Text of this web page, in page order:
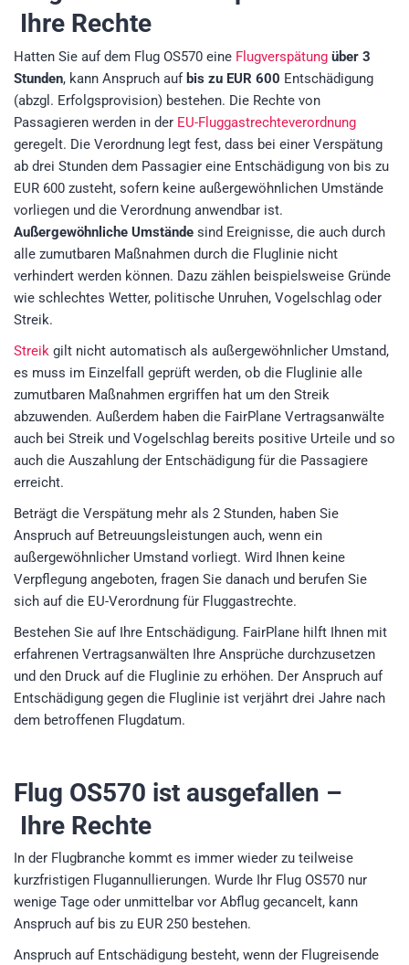
Ihre Rechte
Hatten Sie auf dem Flug OS570 eine Flugverspätung über 3
Stunden, kann Anspruch auf bis zu EUR 600 Entschädigung
(abzgl. Erfolgsprovision) bestehen. Die Rechte von
Passagieren werden in der EU-Fluggastrechteverordnung
geregelt. Die Verordnung legt fest, dass bei einer Verspätung
ab drei Stunden dem Passagier eine Entschädigung von bis zu
EUR 600 zusteht, sofern keine außergewöhnlichen Umstände
vorliegen und die Verordnung anwendbar ist.
Außergewöhnliche Umstände sind Ereignisse, die auch durch
alle zumutbaren Maßnahmen durch die Fluglinie nicht
verhindert werden können. Dazu zählen beispielsweise Gründe
wie schlechtes Wetter, politische Unruhen, Vogelschlag oder
Streik.
Streik gilt nicht automatisch als außergewöhnlicher Umstand,
es muss im Einzelfall geprüft werden, ob die Fluglinie alle
zumutbaren Maßnahmen ergriffen hat um den Streik
abzuwenden. Außerdem haben die FairPlane Vertragsanwälte
auch bei Streik und Vogelschlag bereits positive Urteile und so
auch die Auszahlung der Entschädigung für die Passagiere
erreicht.
Beträgt die Verspätung mehr als 2 Stunden, haben Sie
Anspruch auf Betreuungsleistungen auch, wenn ein
außergewöhnlicher Umstand vorliegt. Wird Ihnen keine
Verpflegung angeboten, fragen Sie danach und berufen Sie
sich auf die EU-Verordnung für Fluggastrechte.
Bestehen Sie auf Ihre Entschädigung. FairPlane hilft Ihnen mit
erfahrenen Vertragsanwälten Ihre Ansprüche durchzusetzen
und den Druck auf die Fluglinie zu erhöhen. Der Anspruch auf
Entschädigung gegen die Fluglinie ist verjährt drei Jahre nach
dem betroffenen Flugdatum.
Flug OS570 ist ausgefallen –
Ihre Rechte
In der Flugbranche kommt es immer wieder zu teilweise
kurzfristigen Flugannullierungen. Wurde Ihr Flug OS570 nur
wenige Tage oder unmittelbar vor Abflug gecancelt, kann
Anspruch auf bis zu EUR 250 bestehen.
Anspruch auf Entschädigung besteht, wenn der Flugreisende